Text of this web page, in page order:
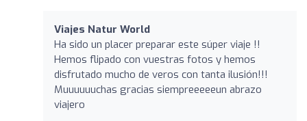
Viajes Natur World
Ha sido un placer preparar este súper viaje !!
Hemos flipado con vuestras fotos y hemos
disfrutado mucho de veros con tanta ilusión!!!
Muuuuuuchas gracias siempreeeeeun abrazo
viajero